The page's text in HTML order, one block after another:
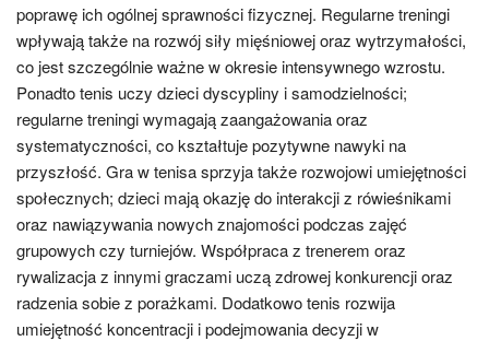
poprawę ich ogólnej sprawności fizycznej. Regularne treningi
wpływają także na rozwój siły mięśniowej oraz wytrzymałości,
co jest szczególnie ważne w okresie intensywnego wzrostu.
Ponadto tenis uczy dzieci dyscypliny i samodzielności;
regularne treningi wymagają zaangażowania oraz
systematyczności, co kształtuje pozytywne nawyki na
przyszłość. Gra w tenisa sprzyja także rozwojowi umiejętności
społecznych; dzieci mają okazję do interakcji z rówieśnikami
oraz nawiązywania nowych znajomości podczas zajęć
grupowych czy turniejów. Współpraca z trenerem oraz
rywalizacja z innymi graczami uczą zdrowej konkurencji oraz
radzenia sobie z porażkami. Dodatkowo tenis rozwija
umiejętność koncentracji i podejmowania decyzji w